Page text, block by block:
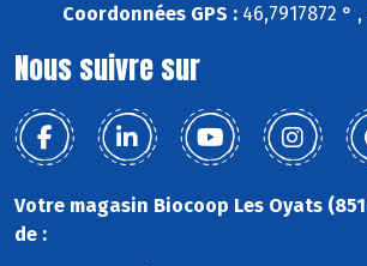
Coordonnées GPS :46,7917872 ° ,
Nous suivre sur
Votre magasin Biocoop Les Oyats
de :